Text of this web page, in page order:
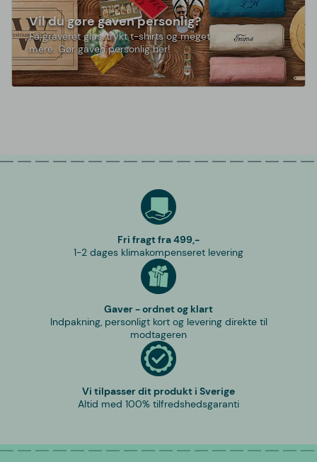
Vil du gøre gaven personlig?
Få graveret glas, trykt t-shirts og meget
mere. Gør gaven personlig her!
Fri fragt fra 499,-
1-2 dages klimakompenseret levering
Gaver - ordnet og klart
Indpakning, personligt kort og levering direkte til
modtageren
Vi tilpasser dit produkt i Sverige
Altid med 100% tilfredshedsgaranti